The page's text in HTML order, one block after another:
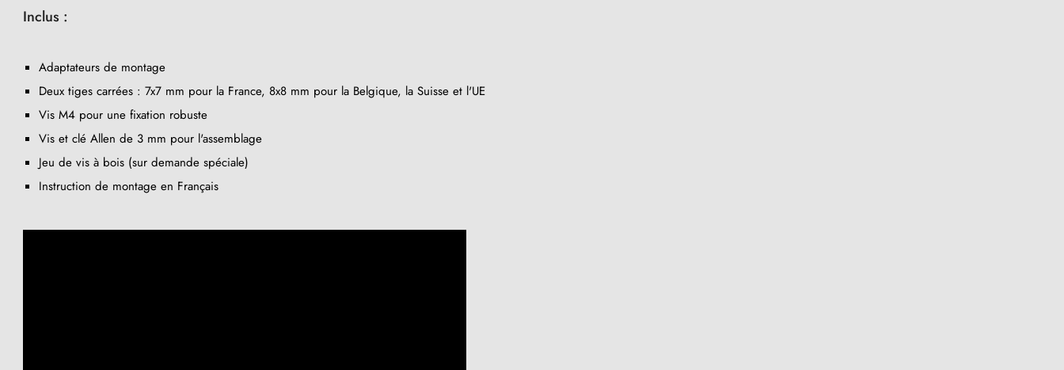
Inclus :
Adaptateurs de montage
Deux tiges carrées : 7x7 mm pour la France, 8x8 mm pour la Belgique, la Suisse et l'UE
Vis M4 pour une fixation robuste
Vis et clé Allen de 3 mm pour l'assemblage
Jeu de vis à bois (sur demande spéciale)
Instruction de montage en Français